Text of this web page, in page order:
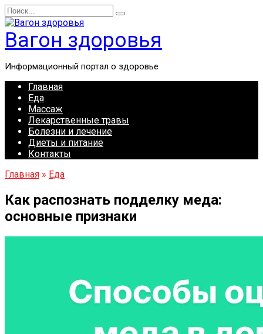
Перейти
к
содержанию
Search
for:
Вагон здоровья
Информационный портал о здоровье
Главная
Еда
Массаж
Лекарственные травы
Болезни и лечение
Диеты и питание
Контакты
Главная » Еда
Как распознать подделку меда:
основные признаки